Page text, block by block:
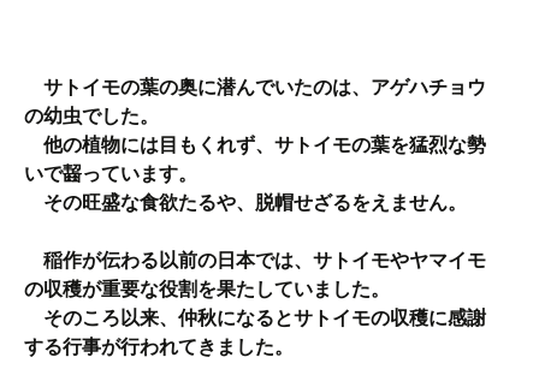
サトイモの葉の奥に潜んでいたのは、アゲハチョウ
の幼虫でした。
他の植物には目もくれず、サトイモの葉を猛烈な勢
いで齧っています。
その旺盛な食欲たるや、脱帽せざるをえません。
稲作が伝わる以前の日本では、サトイモやヤマイモ
の収穫が重要な役割を果たしていました。
そのころ以来、仲秋になるとサトイモの収穫に感謝
する行事が行われてきました。